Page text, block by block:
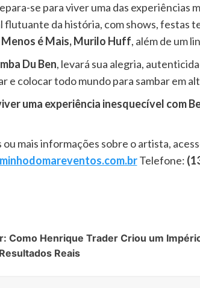
se para viver uma das experiências
flutuante da história, com shows, festas
é Mais, Murilo Huff, além de um
Du Ben, levará sua alegria,
e colocar todo mundo para sambar em
uma experiência inesquecível com
mais informações sobre o artista,
Telefone:
Como Henrique Trader Criou um
Reais